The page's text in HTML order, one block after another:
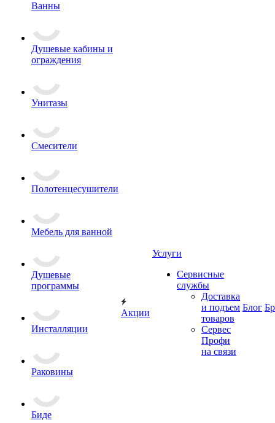
Ванны
Душевые кабины и
ограждения
Унитазы
Смесители
Полотенцесушители
Мебель для ванной
Душевые
программы
Инсталляции
Раковины
Биде
Акции
Услуги
Сервисные
службы
Доставка
и подъем
товаров
Сервес
Профи
на связи
Блог